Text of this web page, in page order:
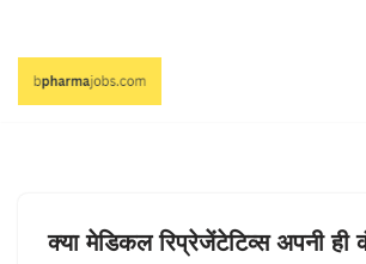
Skip
क्या मेडिकल रिप्रेजेंटेटिव्स अपनी ही